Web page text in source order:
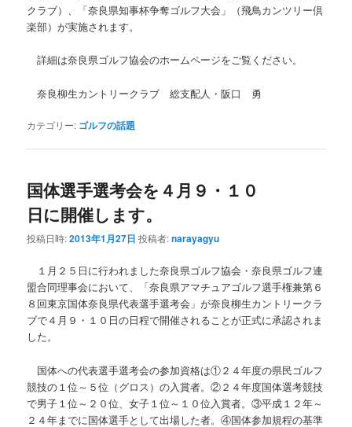
クラブ）、「奈良県知事杯争奪ゴルフ大会」（飛鳥カンツリー倶
楽部）が実施されます。
詳細は奈良県ゴルフ協会のホームページをご覧ください。
奈良柳生カントリークラブ 総支配人・阪口 勇
カテゴリー: ゴルフの話題
国体選手選考会を４月９・１０
日に開催します。
投稿日時:2013年1月27日 投稿者:narayagyu
１月２５日に行われました奈良県ゴルフ協会・奈良県ゴルフ連
盟合同理事会において、「奈良県アマチュアゴルフ選手権兼第６
８回東京国体奈良県代表選手選考会」が奈良柳生カントリークラ
ブで４月９・１０日の日程で開催されることが正式に承認されま
した。
国体への代表選手選考会の参加資格は①２４年度の県民ゴルフ
競技の１位～５位（グロス）の入賞者。②２４年度国体選考競技
で男子１位～２０位、女子１位～１０位入賞者。③平成１２年～
２４年までに国体選手として出場した者。④国体参加規程の基準